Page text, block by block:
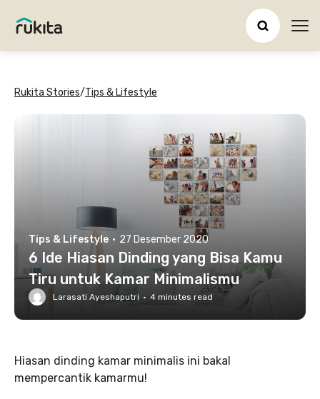
Rukita Stories/Tips & Lifestyle
Tips & Lifestyle · 27 Desember 2020
6 Ide Hiasan Dinding yang Bisa Kamu
Tiru untuk Kamar Minimalismu
Larasati Ayeshaputri · 4 minutes read
Hiasan dinding kamar minimalis ini bakal
mempercantik kamarmu!